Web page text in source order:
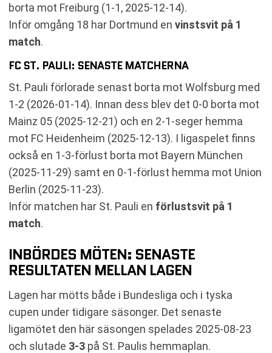
borta mot Freiburg (1-1, 2025-12-14).
Inför omgång 18 har Dortmund en vinstsvit på 1
match.
FC ST. PAULI: SENASTE MATCHERNA
St. Pauli förlorade senast borta mot Wolfsburg med
1-2 (2026-01-14). Innan dess blev det 0-0 borta mot
Mainz 05 (2025-12-21) och en 2-1-seger hemma
mot FC Heidenheim (2025-12-13). I ligaspelet finns
också en 1-3-förlust borta mot Bayern München
(2025-11-29) samt en 0-1-förlust hemma mot Union
Berlin (2025-11-23).
Inför matchen har St. Pauli en förlustsvit på 1
match.
INBÖRDES MÖTEN: SENASTE
RESULTATEN MELLAN LAGEN
Lagen har mötts både i Bundesliga och i tyska
cupen under tidigare säsonger. Det senaste
ligamötet den här säsongen spelades 2025-08-23
och slutade 3-3 på St. Paulis hemmaplan.